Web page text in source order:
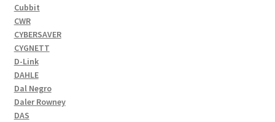
Cubbit
CWR
CYBERSAVER
CYGNETT
D-Link
DAHLE
Dal Negro
Daler Rowney
DAS